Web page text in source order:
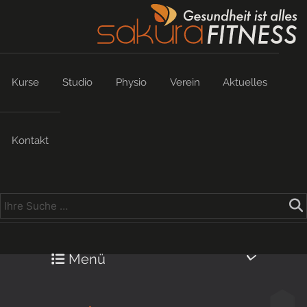
Kurse Studio Physio Verein Aktuelles
Kontakt
Menü